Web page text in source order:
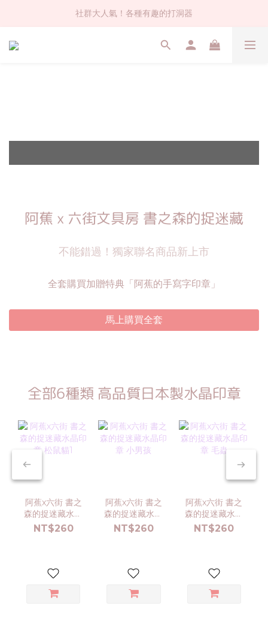
社群大人氣！各種有趣的打洞器
社群大人氣！各種有趣的打洞器
超值$59人氣日本製貼紙！還不買爆
活動結束 活動結束 活動結束
阿蕉 x 六街文具房 書之森的捉迷藏
不能錯過！獨家聯名商品新上市
全套購買加贈特典「阿蕉的手寫字印章」
馬上購買全套
全部6種類 高品質日本製水晶印章
阿蕉x六街 書之
森的捉迷藏水晶
印章 松鼠貓1
NT$260
阿蕉x六街 書之
森的捉迷藏水晶
印章 小男孩
NT$260
阿蕉x六街 書之
森的捉迷藏水晶
印章 毛蟲
NT$260